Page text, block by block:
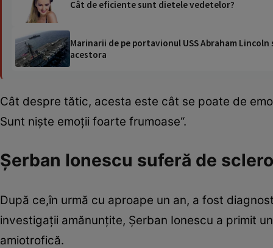
Cât de eficiente sunt dietele vedetelor?
Marinarii de pe portavionul USS Abraham
acestora
Cât despre tătic, acesta este cât se poate de
Sunt nişte emoţii foarte frumoase“.
Şerban Ionescu suferă de
După ce,în urmă cu aproape un an, a fost
investigaţii amănunţite, Şerban Ionescu a primit
amiotrofică.